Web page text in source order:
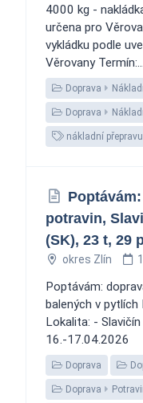
4000 kg -
určena pro
vykládku podle
Věrovany Termín:...
Doprava
Doprava
nákladní přepravu
potravin,
(SK), 23 t, 29
okres Zlín
Poptávám:
balených v
Lokalita: -
16.-17.04.2026
Doprava
Doprava